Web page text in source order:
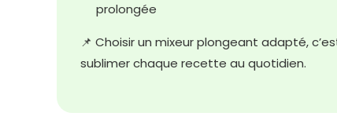
prolongée
📌 Choisir un mixeur plongeant adapté,
sublimer chaque recette au quotidien.